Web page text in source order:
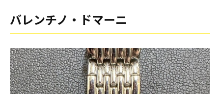
バレンチノ・ドマーニ